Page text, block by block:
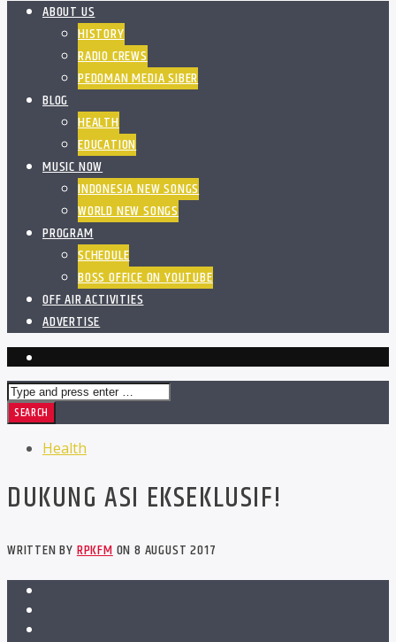
ABOUT US
HISTORY
RADIO CREWS
PEDOMAN MEDIA SIBER
BLOG
HEALTH
EDUCATION
MUSIC NOW
INDONESIA NEW SONGS
WORLD NEW SONGS
PROGRAM
SCHEDULE
BOSS OFFICE ON YOUTUBE
OFF AIR ACTIVITIES
ADVERTISE
Health
DUKUNG ASI EKSEKLUSIF!
WRITTEN BYRPKFMON 8 AUGUST 2017